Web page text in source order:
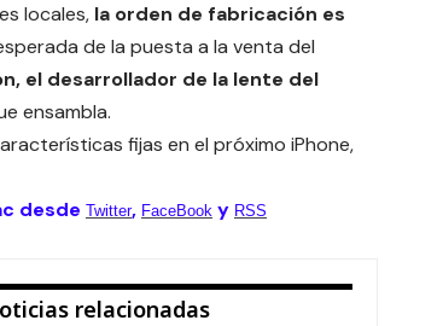
locales, la orden de fabricación es
de la puesta a la venta del
el desarrollador de la lente del
ensambla.
fijas en el próximo iPhone,
desde Twitter, FaceBook y RSS
relacionadas